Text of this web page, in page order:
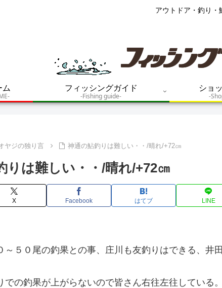
アウトドア・釣り・
ム
フィッシングガイド
-Fishing guide-
ショ
-
ヤジの独り言 神通の鮎釣りは難しい・・/晴れ/+72㎝
りは難しい・・/晴れ/+72㎝
X Facebook はてブ LINE
～５０尾の釣果との事、庄川も友釣りはできる、井
での釣果が上がらないので皆さん右往左往している